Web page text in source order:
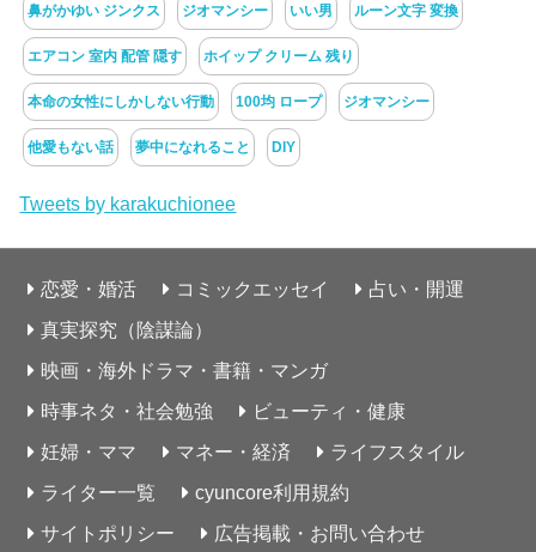
鼻がかゆい ジンクス ジオマンシー いい男 ルーン文字 変換
エアコン 室内 配管 隠す ホイップ クリーム 残り
本命の女性にしかしない行動 100均 ロープ ジオマンシー
他愛もない話 夢中になれること DIY
Tweets by karakuchionee
恋愛・婚活 コミックエッセイ
占い・開運
真実探究（陰謀論）
映画・海外ドラマ・書籍・マンガ
時事ネタ・社会勉強
ビューティ・健康
妊婦・ママ
マネー・経済
ライフスタイル
ライター一覧
cyuncore利用規約
サイトポリシー
広告掲載・お問い合わせ